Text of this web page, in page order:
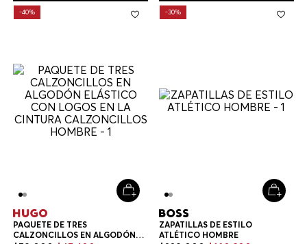
-40%
PAQUETE DE TRES
CALZONCILLOS EN ALGODÓN
-30%
ZAPATILLAS DE ESTILO
ATLÉTICO HOMBRE